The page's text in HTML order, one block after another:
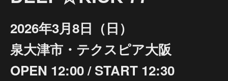
2026年3月8日（日）
泉大津市・テクスピア大阪
OPEN 12:00 / START 12:30